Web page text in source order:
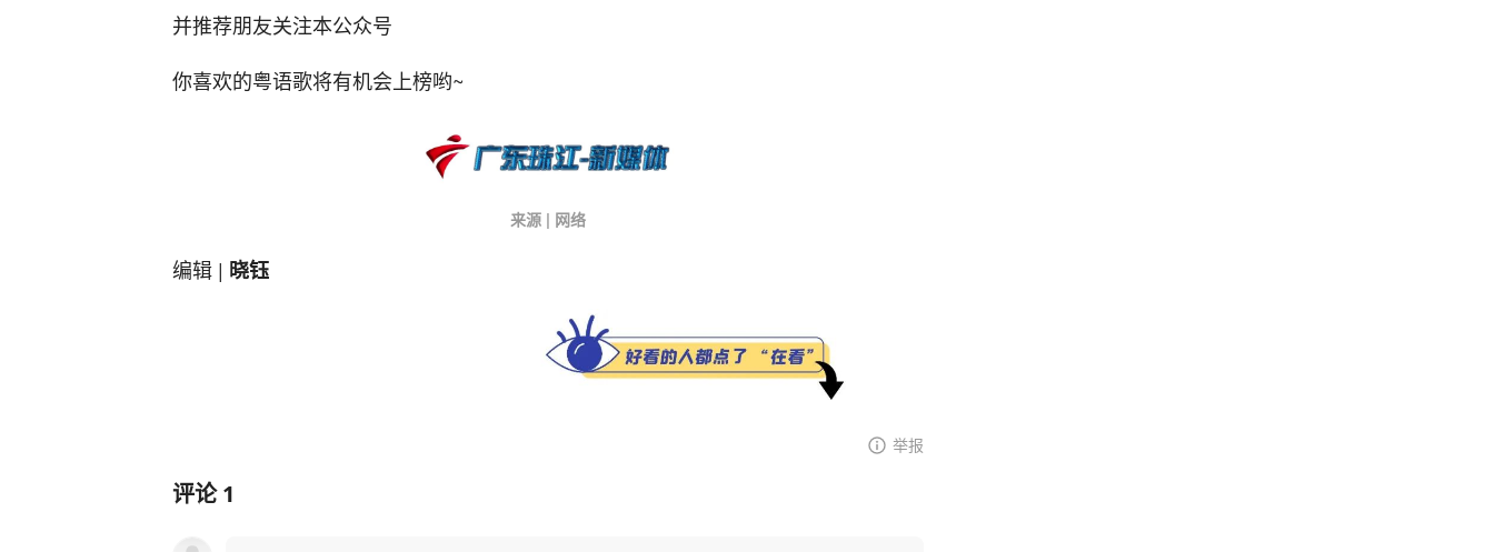
并推荐朋友关注本公众号
你喜欢的粤语歌将有机会上榜哟~
来源 | 网络
编辑 | 晓钰
举报
评论1